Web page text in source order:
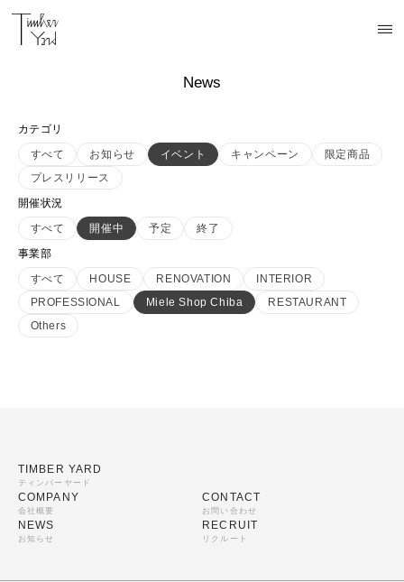
News
カテゴリ
すべて
お知らせ イベント キャンペーン
限定商品
プレスリリース
開催状況
すべて
開催中 予定
終了
事業部
すべて
HOUSE RENOVATION
INTERIOR
PROFESSIONAL
Miele Shop Chiba
RESTAURANT
Others
TIMBER YARD
ティンバーヤード
COMPANY
会社概要
NEWS
お知らせ
CONTACT
お問い合わせ
RECRUIT
リクルート